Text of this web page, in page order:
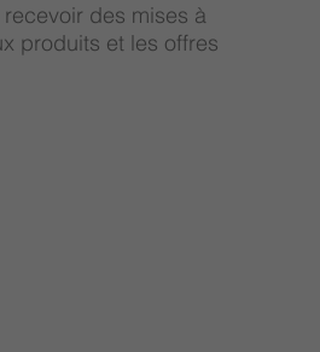
des mises à
produits et les offres